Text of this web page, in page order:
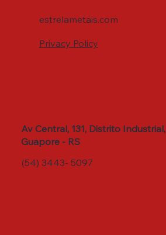
Av Central, 131, Distrito Industrial,
Guapore - RS
(54) 3443- 5097
estrelametais.com
Privacy Policy